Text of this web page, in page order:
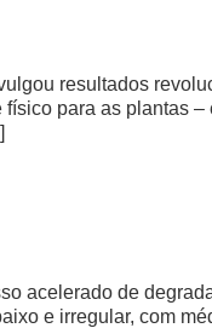
resultados
para as plantas
acelerado de
e irregular, com